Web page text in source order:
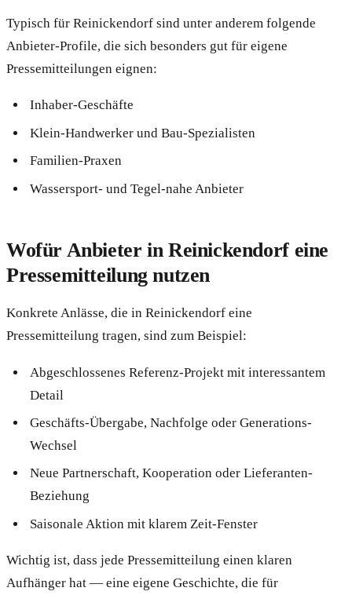
Typisch für Reinickendorf sind unter anderem folgende
Anbieter-Profile, die sich besonders gut für eigene
Pressemitteilungen eignen:
Inhaber-Geschäfte
Klein-Handwerker und Bau-Spezialisten
Familien-Praxen
Wassersport- und Tegel-nahe Anbieter
Wofür Anbieter in Reinickendorf eine
Pressemitteilung nutzen
Konkrete Anlässe, die in Reinickendorf eine
Pressemitteilung tragen, sind zum Beispiel:
Abgeschlossenes Referenz-Projekt mit interessantem
Detail
Geschäfts-Übergabe, Nachfolge oder Generations-
Wechsel
Neue Partnerschaft, Kooperation oder Lieferanten-
Beziehung
Saisonale Aktion mit klarem Zeit-Fenster
Wichtig ist, dass jede Pressemitteilung einen klaren
Aufhänger hat — eine eigene Geschichte, die für